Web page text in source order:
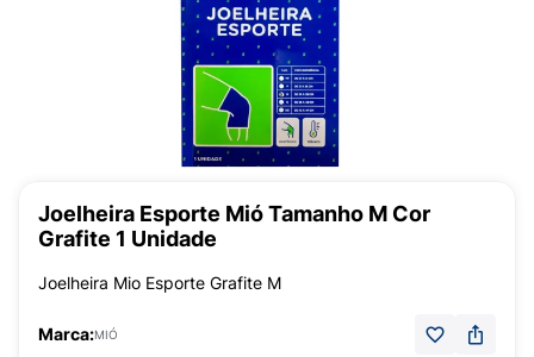
Joelheira Esporte Mió Tamanho M Cor
Grafite 1 Unidade
Joelheira Mio Esporte Grafite M
Marca:MIÓ